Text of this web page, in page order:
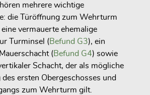
mehrere wichtige
die Türöffnung zum Wehrturm
eine vermauerte ehemalige
Turminsel (Befund G3), ein
(Befund G4) sowie
Schacht, der als mögliche
ersten Obergeschosses und
zum Wehrturm gilt.